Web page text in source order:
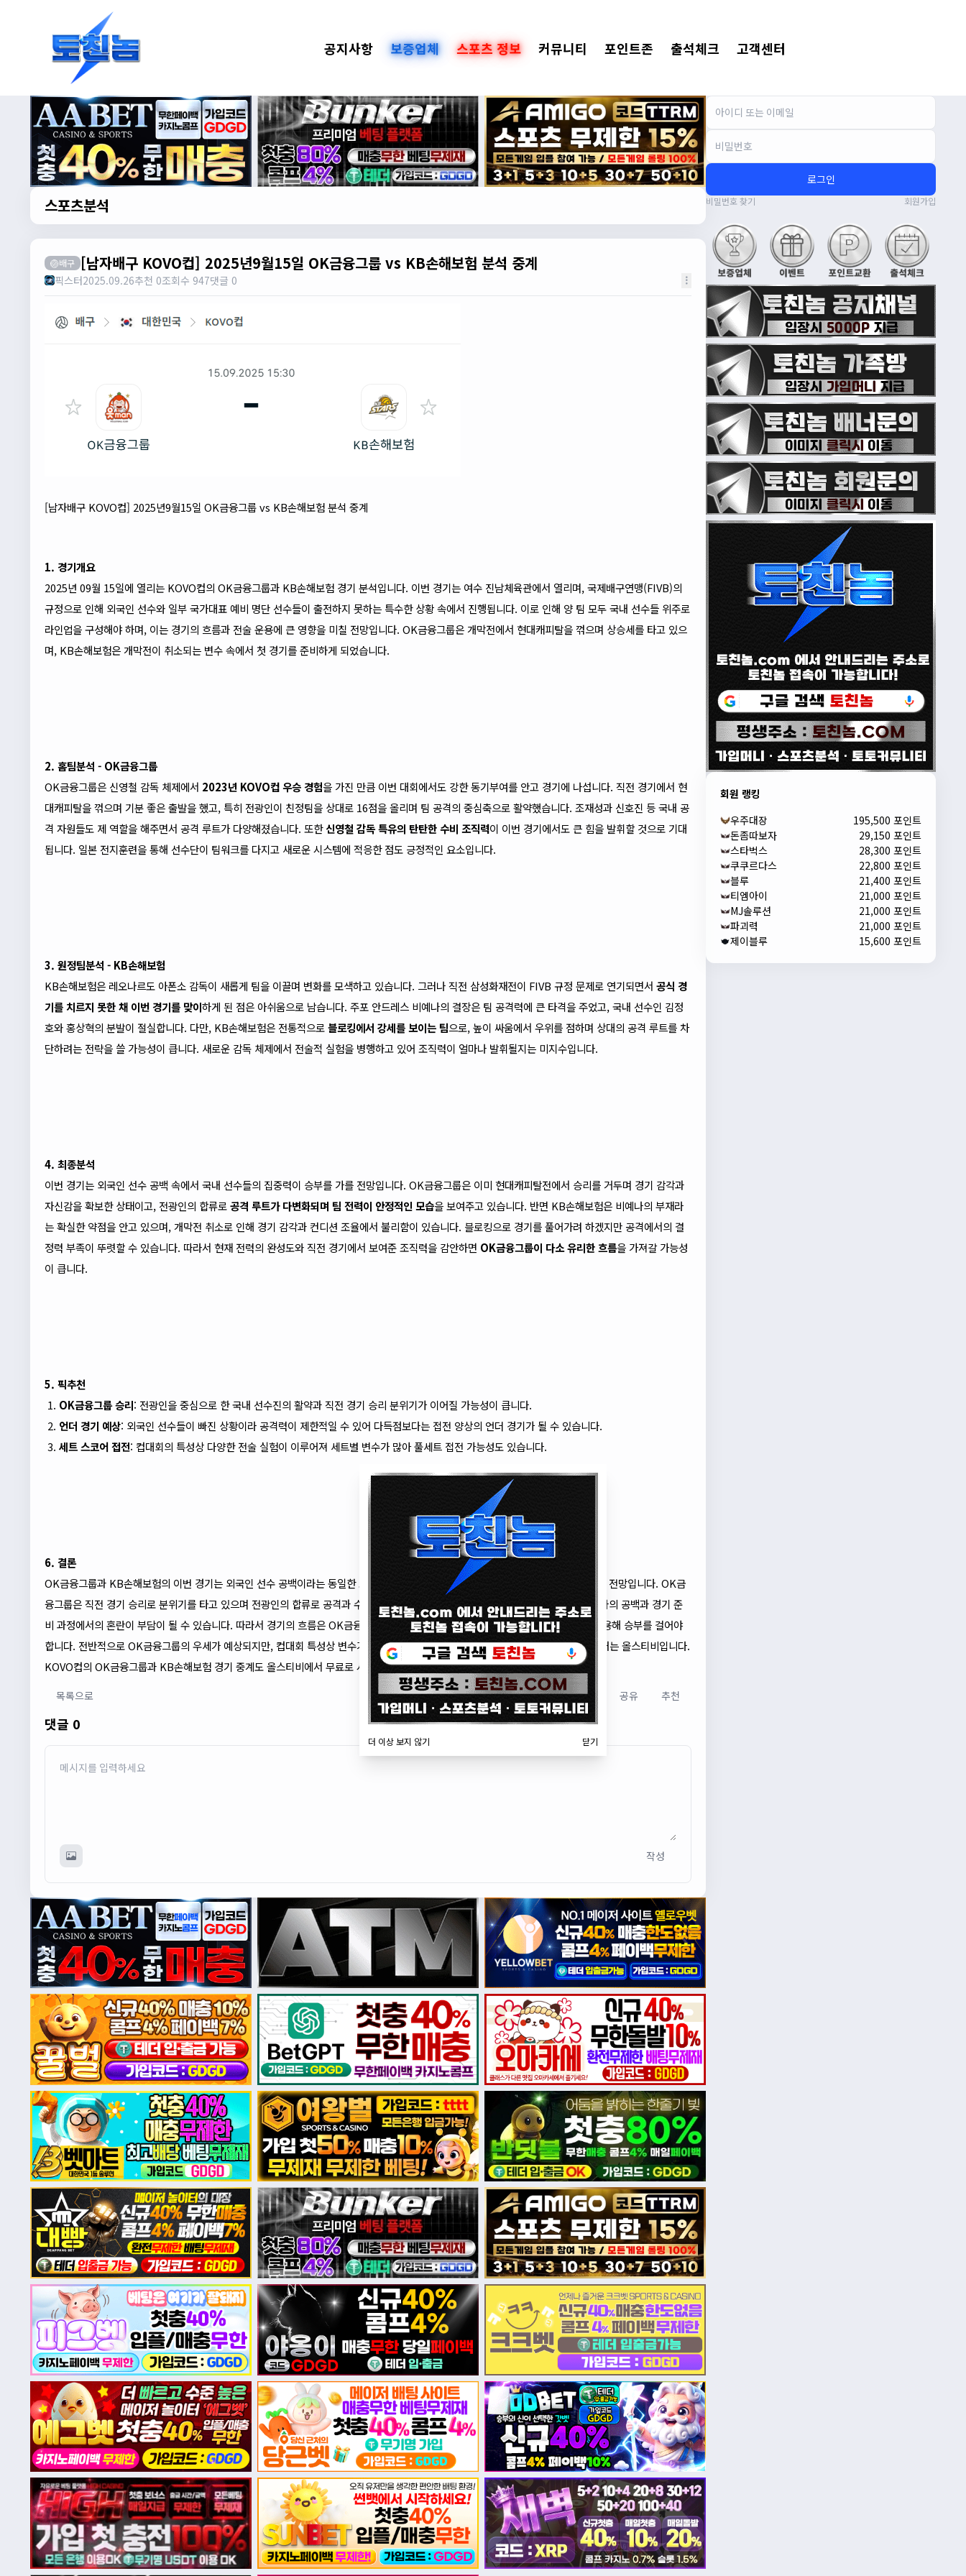
공지사항 보증업체 스포츠 정보 커뮤니티 포인트존 출석체크 고객센터
스포츠분석
🏐배구 [남자배구 KOVO컵] 2025년9월15일 OK금융그룹 vs KB손해보험 분석 중계
픽스터2025.09.26추천 0조회수 947댓글 0
[남자배구 KOVO컵] 2025년9월15일 OK금융그룹 vs KB손해보험 분석 중계
1. 경기개요
2025년 09월 15일에 열리는 KOVO컵의 OK금융그룹과 KB손해보험 경기 분석입니다. 이번 경기는 여수 진남체육관에서 열리며, 국제배구연맹(FIVB)의
규정으로 인해 외국인 선수와 일부 국가대표 예비 명단 선수들이 출전하지 못하는 특수한 상황 속에서 진행됩니다. 이로 인해 양 팀 모두 국내 선수들 위주로
라인업을 구성해야 하며, 이는 경기의 흐름과 전술 운용에 큰 영향을 미칠 전망입니다. OK금융그룹은 개막전에서 현대캐피탈을 꺾으며 상승세를 타고 있으
며, KB손해보험은 개막전이 취소되는 변수 속에서 첫 경기를 준비하게 되었습니다.
2. 홈팀분석 - OK금융그룹
OK금융그룹은 신영철 감독 체제에서 2023년 KOVO컵 우승 경험을 가진 만큼 이번 대회에서도 강한 동기부여를 안고 경기에 나섭니다. 직전 경기에서 현
대캐피탈을 꺾으며 기분 좋은 출발을 했고, 특히 전광인이 친정팀을 상대로 16점을 올리며 팀 공격의 중심축으로 활약했습니다. 조재성과 신호진 등 국내 공
격 자원들도 제 역할을 해주면서 공격 루트가 다양해졌습니다. 또한신영철 감독 특유의 탄탄한 수비 조직력이 이번 경기에서도 큰 힘을 발휘할 것으로 기대
됩니다. 일본 전지훈련을 통해 선수단이 팀워크를 다지고 새로운 시스템에 적응한 점도 긍정적인 요소입니다.
3. 원정팀분석 - KB손해보험
KB손해보험은 레오나르도 아폰소 감독이 새롭게 팀을 이끌며 변화를 모색하고 있습니다. 그러나 직전 삼성화재전이 FIVB 규정 문제로 연기되면서 공식 경
기를 치르지 못한 채 이번 경기를 맞이하게 된 점은 아쉬움으로 남습니다. 주포 안드레스 비예나의 결장은 팀 공격력에 큰 타격을 주었고, 국내 선수인 김정
호와 홍상혁의 분발이 절실합니다. 다만, KB손해보험은 전통적으로블로킹에서 강세를 보이는 팀으로, 높이 싸움에서 우위를 점하며 상대의 공격 루트를 차
단하려는 전략을 쓸 가능성이 큽니다. 새로운 감독 체제에서 전술적 실험을 병행하고 있어 조직력이 얼마나 발휘될지는 미지수입니다.
4. 최종분석
이번 경기는 외국인 선수 공백 속에서 국내 선수들의 집중력이 승부를 가를 전망입니다. OK금융그룹은 이미 현대캐피탈전에서 승리를 거두며 경기 감각과
자신감을 확보한 상태이고, 전광인의 합류로공격 루트가 다변화되며 팀 전력이 안정적인 모습을 보여주고 있습니다. 반면 KB손해보험은 비예나의 부재라
는 확실한 약점을 안고 있으며, 개막전 취소로 인해 경기 감각과 컨디션 조율에서 불리함이 있습니다. 블로킹으로 경기를 풀어가려 하겠지만 공격에서의 결
정력 부족이 뚜렷할 수 있습니다. 따라서 현재 전력의 완성도와 직전 경기에서 보여준 조직력을 감안하면 OK금융그룹이 다소 유리한 흐름을 가져갈 가능성
이 큽니다.
5. 픽추천
OK금융그룹 승리: 전광인을 중심으로 한 국내 선수진의 활약과 직전 경기 승리 분위기가 이어질 가능성이 큽니다.
언더 경기 예상: 외국인 선수들이 빠진 상황이라 공격력이 제한적일 수 있어 다득점보다는 접전 양상의 언더 경기가 될 수 있습니다.
세트 스코어 접전: 컵대회의 특성상 다양한 전술 실험이 이루어져 세트별 변수가 많아 풀세트 접전 가능성도 있습니다.
6. 결론
OK금융그룹과 KB손해보험의 이번 경기는 외국인 선수 공백이라는 동일한 조건 속에서 국내 선수들의 기량과 팀워크가 핵심 변수가 될 전망입니다. OK금
융그룹은 직전 경기 승리로 분위기를 타고 있으며 전광인의 합류로 공격과 수비의 균형이 잘 잡혀 있는 반면, KB손해보험은 주포 비예나의 공백과 경기 준
비 과정에서의 혼란이 부담이 될 수 있습니다. 따라서 경기의 흐름은 OK금융그룹이 주도할 가능성이 크며, KB손해보험은 블로킹을 활용해 승부를 걸어야
합니다. 전반적으로 OK금융그룹의 우세가 예상되지만, 컵대회 특성상 변수가 많아 세트별 접전 가능성도 열려 있습니다. 이 분석의 출처는 올스티비입니다.
KOVO컵의 OK금융그룹과 KB손해보험 경기 중계도 올스티비에서 무료로 시청할 수 있습니다.
목록으로 저장 공유 추천
댓글 0
작성
로그인
비밀번호 찾기 회원가입
회원 랭킹
우주대장
195,500 포인트
돈좀따보자
29,150 포인트
스타벅스
28,300 포인트
쿠쿠르다스
22,800 포인트
블루
21,400 포인트
티엠아이
21,000 포인트
MJ솔루션
21,000 포인트
파괴력
21,000 포인트
제이블루
15,600 포인트
더 이상 보지 않기 닫기